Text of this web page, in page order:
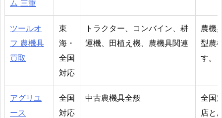
ム 三重
ツールオ
フ 農機具
買取
東
海・
全国
対応
トラクター、コンバイン、耕
運機、田植え機、農機具関連
農機
型農
す。
アグリユ
ース
全国
対応
中古農機具全般
全国
店と